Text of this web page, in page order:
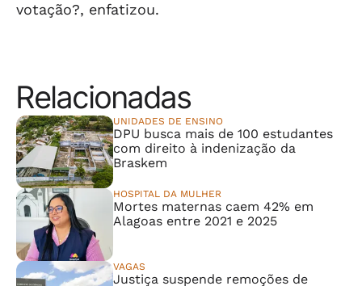
votação?, enfatizou.
Relacionadas
UNIDADES DE ENSINO
DPU busca mais de 100 estudantes
com direito à indenização da
Braskem
HOSPITAL DA MULHER
Mortes maternas caem 42% em
Alagoas entre 2021 e 2025
VAGAS
Justiça suspende remoções de